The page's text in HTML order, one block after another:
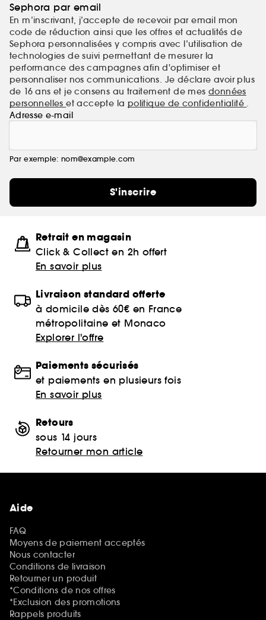
Sephora par email
En m’inscrivant, j’accepte de recevoir par email mon
code de réduction ainsi que les offres et actualités de
Sephora personnalisées y compris avec l’utilisation de
technologies de suivi permettant de mesurer la
performance des campagnes afin d'optimiser et
personnaliser nos communications. Je déclare avoir plus
de 16 ans et je consens au traitement de mes données
personnelleset accepte la politique de confidentialité .
Adresse e-mail
Par exemple: nom@example.com
S'inscrire
Retrait en magasin
Click & Collect en 2h offert
En savoir plus
Livraison standard offerte
à domicile dès 60€ en France
métropolitaine et Monaco
Explorer l'offre
Paiements sécurisés
et paiements en plusieurs fois
En savoir plus
Retours
sous 14 jours
Retourner mon article
Aide
FAQ
Moyens de paiement acceptés
Nous contacter
Conditions de livraison
Retourner un produit
*Conditions de nos offres
*Exclusion des promotions
Rappels produits